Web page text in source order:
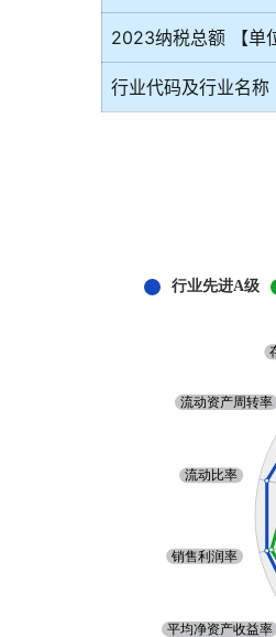
2023纳税总额 【单
行业代码及行业名称